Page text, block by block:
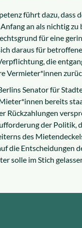
führt dazu, dass
an als nichtig zu
für eine
daraus für betroffene
die
Vermieter*innen
Senator für
bereits
Rückzahlungen
der Politik,
des
die Entscheidungen
solle im Stich